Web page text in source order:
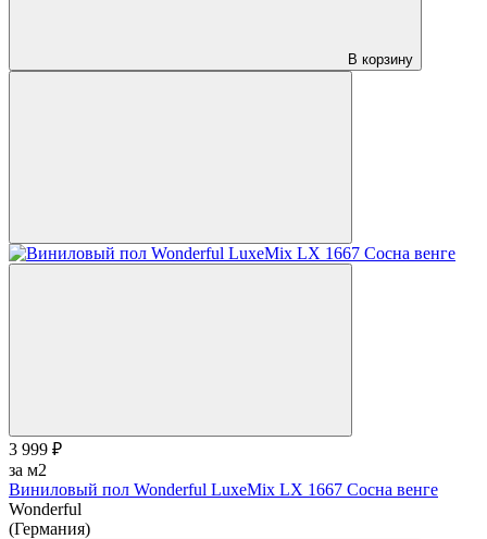
В корзину
3 999 ₽
за м2
Виниловый пол Wonderful LuxeMix LX 1667 Сосна венге
Wonderful
(Германия)